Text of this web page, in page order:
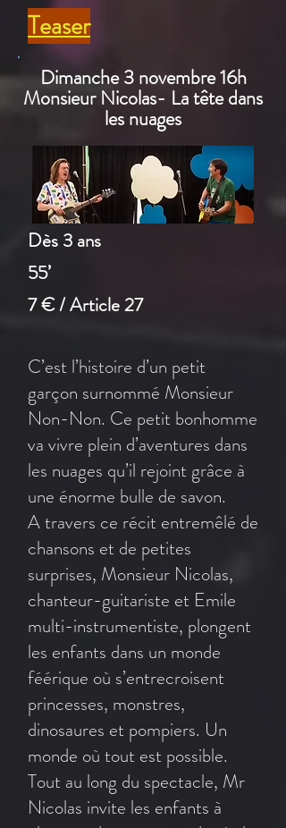
Teaser
Dimanche 3 novembre 16h
Monsieur Nicolas- La tête dans
les nuages
Dès 3 ans
55’
7 € / Article 27
C’est l’histoire d’un petit
garçon surnommé Monsieur
Non-Non. Ce petit bonhomme
va vivre plein d’aventures dans
les nuages qu’il rejoint grâce à
une énorme bulle de savon.
A travers ce récit entremêlé de
chansons et de petites
surprises, Monsieur Nicolas,
chanteur-guitariste et Emile
multi-instrumentiste, plongent
les enfants dans un monde
féérique où s’entrecroisent
princesses, monstres,
dinosaures et pompiers. Un
monde où tout est possible.
Tout au long du spectacle, Mr
Nicolas invite les enfants à